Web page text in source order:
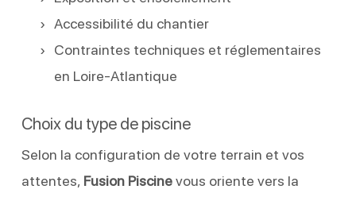
Accessibilité du chantier
Contraintes techniques et réglementaires
en Loire-Atlantique
Choix du type de piscine
Selon la configuration de votre terrain et vos
attentes, Fusion Piscinevous oriente vers la